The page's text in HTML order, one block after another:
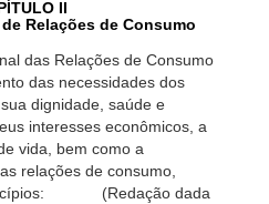
II
Relações de Consumo
das Relações de Consumo
das necessidades dos
dignidade, saúde e
interesses econômicos, a
vida, bem como a
relações de consumo,
(Redação dada